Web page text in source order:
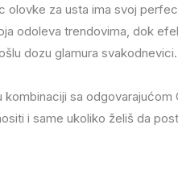
olovke za usta ima svoj
odoleva trendovima, dok
dozu glamura svakodnevici.
sa odgovarajućom
i same ukoliko želiš da